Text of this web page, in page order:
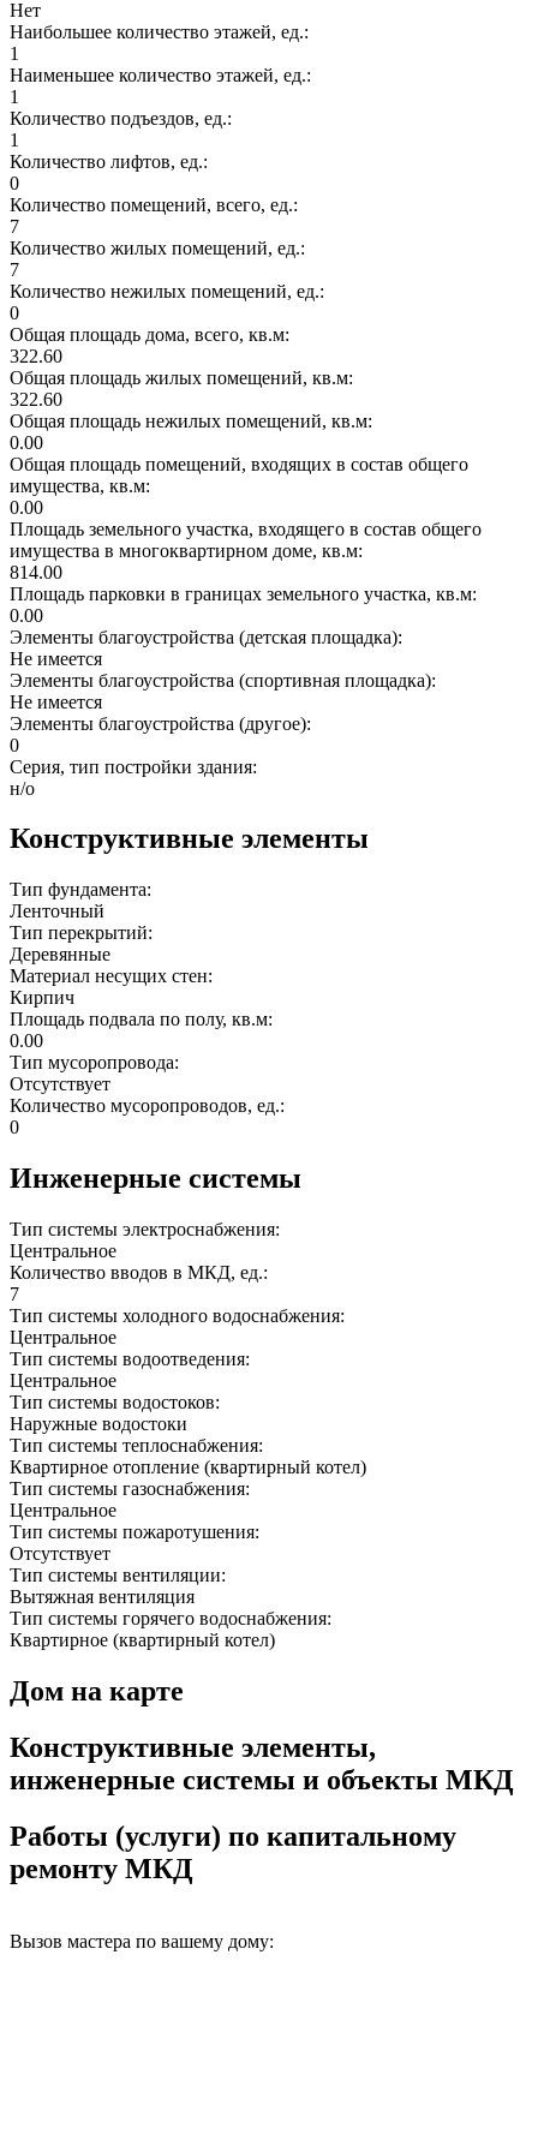
Нет
Наибольшее количество этажей, ед.:
1
Наименьшее количество этажей, ед.:
1
Количество подъездов, ед.:
1
Количество лифтов, ед.:
0
Количество помещений, всего, ед.:
7
Количество жилых помещений, ед.:
7
Количество нежилых помещений, ед.:
0
Общая площадь дома, всего, кв.м:
322.60
Общая площадь жилых помещений, кв.м:
322.60
Общая площадь нежилых помещений, кв.м:
0.00
Общая площадь помещений, входящих в состав общего
имущества, кв.м:
0.00
Площадь земельного участка, входящего в состав общего
имущества в многоквартирном доме, кв.м:
814.00
Площадь парковки в границах земельного участка, кв.м:
0.00
Элементы благоустройства (детская площадка):
Не имеется
Элементы благоустройства (спортивная площадка):
Не имеется
Элементы благоустройства (другое):
0
Серия, тип постройки здания:
н/о
Конструктивные элементы
Тип фундамента:
Ленточный
Тип перекрытий:
Деревянные
Материал несущих стен:
Кирпич
Площадь подвала по полу, кв.м:
0.00
Тип мусоропровода:
Отсутствует
Количество мусоропроводов, ед.:
0
Инженерные системы
Тип системы электроснабжения:
Центральное
Количество вводов в МКД, ед.:
7
Тип системы холодного водоснабжения:
Центральное
Тип системы водоотведения:
Центральное
Тип системы водостоков:
Наружные водостоки
Тип системы теплоснабжения:
Квартирное отопление (квартирный котел)
Тип системы газоснабжения:
Центральное
Тип системы пожаротушения:
Отсутствует
Тип системы вентиляции:
Вытяжная вентиляция
Тип системы горячего водоснабжения:
Квартирное (квартирный котел)
Дом на карте
Конструктивные элементы,
инженерные системы и объекты МКД
Работы (услуги) по капитальному
ремонту МКД
Вызов мастера по вашему дому: